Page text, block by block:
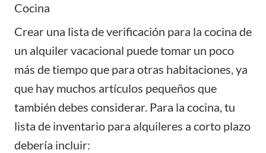
Cocina
Crear una lista de verificación para la cocina de
un alquiler vacacional puede tomar un poco
más de tiempo que para otras habitaciones, ya
que hay muchos artículos pequeños que
también debes considerar. Para la cocina, tu
lista de inventario para alquileres a corto plazo
debería incluir: